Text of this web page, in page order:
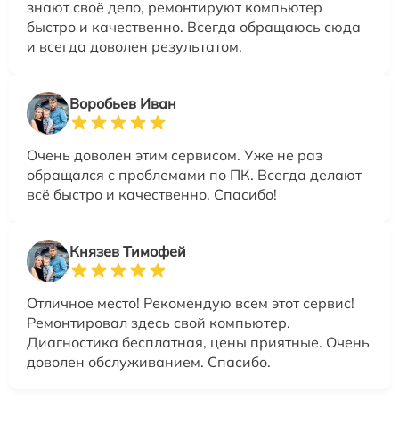
знают своё дело, ремонтируют компьютер
быстро и качественно. Всегда обращаюсь сюда
и всегда доволен результатом.
Воробьев Иван
Очень доволен этим сервисом. Уже не раз
обращался с проблемами по ПК. Всегда делают
всё быстро и качественно. Спасибо!
Князев Тимофей
Отличное место! Рекомендую всем этот сервис!
Ремонтировал здесь свой компьютер.
Диагностика бесплатная, цены приятные. Очень
доволен обслуживанием. Спасибо.